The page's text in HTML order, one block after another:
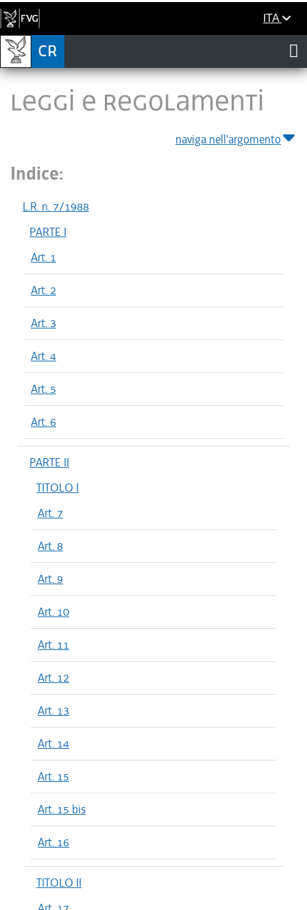
ITA
LEGGI E REGOLAMENTI
naviga nell'argomento
Indice:
L.R. n. 7/1988
PARTE I
Art. 1
Art. 2
Art. 3
Art. 4
Art. 5
Art. 6
PARTE II
TITOLO I
Art. 7
Art. 8
Art. 9
Art. 10
Art. 11
Art. 12
Art. 13
Art. 14
Art. 15
Art. 15 bis
Art. 16
TITOLO II